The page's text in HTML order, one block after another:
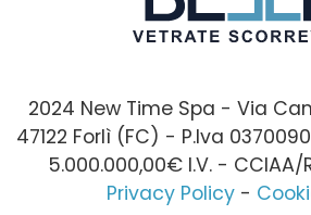
2024 New Time Spa - Via
47122 Forlì (FC) - P.Iva
5.000.000,00€ I.V. - CCIAA/
Privacy Policy-